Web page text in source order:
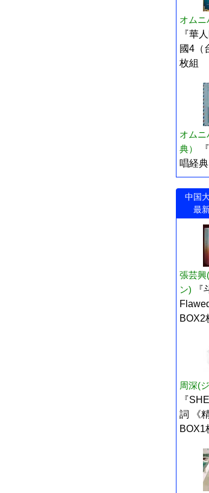
オムニ
『華
國4（
枚組
オムニ
典）
唱経
中国
最
張芸興
ン)
BOX2
周深(
『
詞 《
BOX1